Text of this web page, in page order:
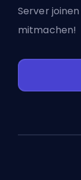
Server joinen
mitmachen!